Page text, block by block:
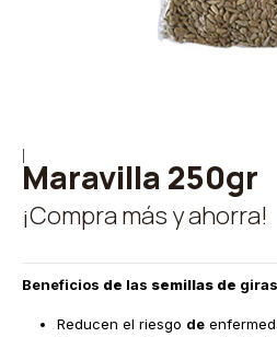
Maravilla 250gr
¡Compra más y ahorra!
Beneficios de las semillas de
Reducen el riesgo de